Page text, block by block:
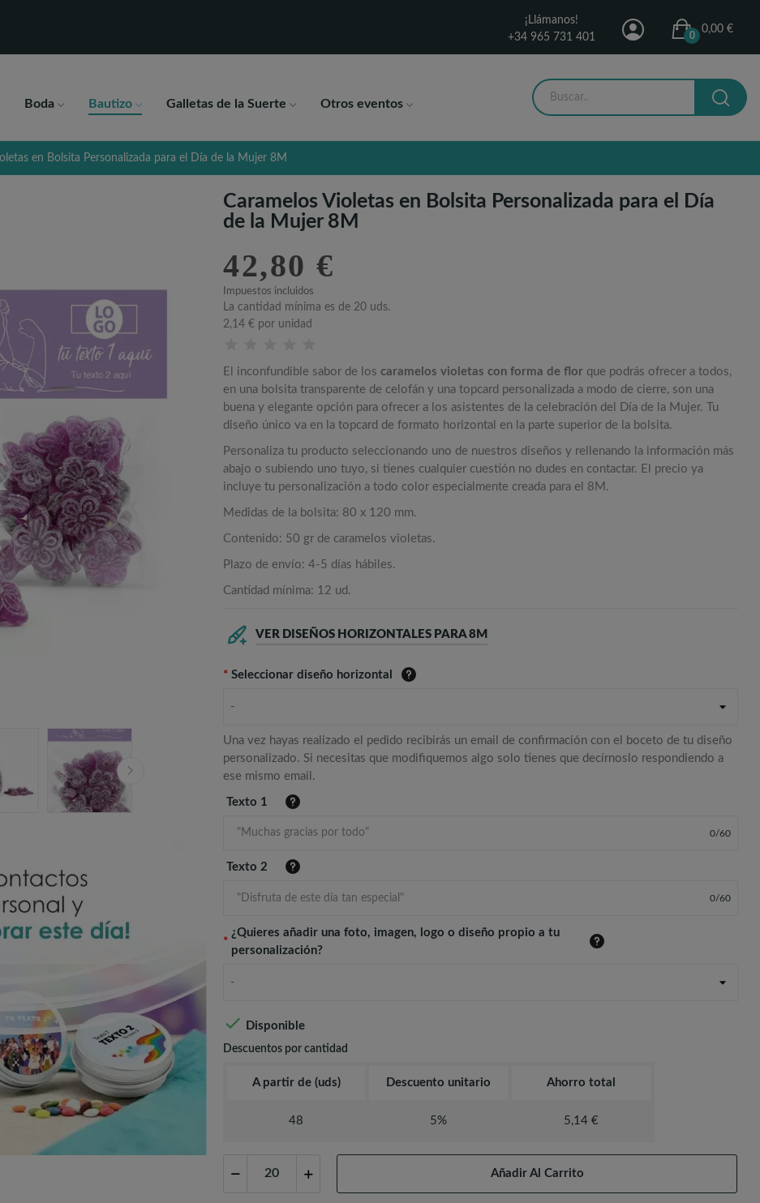
¡Llámanos!
+34 965 731 401
0,00 €
0
Boda Bautizo Galletas de la Suerte Otros eventos
en Bolsita Personalizada para el Día de la Mujer 8M
Caramelos Violetas en Bolsita Personalizada para el Día
de la Mujer 8M
42,80 €
Impuestos incluidos
La cantidad mínima es de 20 uds.
2,14 € por unidad
El inconfundible sabor de los caramelos violetas con forma de flor que podrás ofrecer a todos,
en una bolsita transparente de celofán y una topcard personalizada a modo de cierre, son una
buena y elegante opción para ofrecer a los asistentes de la celebración del Día de la Mujer. Tu
diseño único va en la topcard de formato horizontal en la parte superior de la bolsita.
Personaliza tu producto seleccionando uno de nuestros diseños y rellenando la información más
abajo o subiendo uno tuyo, si tienes cualquier cuestión no dudes en contactar. El precio ya
incluye tu personalización a todo color especialmente creada para el 8M.
Medidas de la bolsita: 80 x 120 mm.
Contenido: 50 gr de caramelos violetas.
Plazo de envío: 4-5 días hábiles.
Cantidad mínima: 12 ud.
VER DISEÑOS HORIZONTALES PARA 8M
* Seleccionar diseño horizontal
-
Una vez hayas realizado el pedido recibirás un email de confirmación con el boceto de tu diseño
personalizado. Si necesitas que modifiquemos algo solo tienes que decírnoslo respondiendo a
ese mismo email.
Texto 1
0/60
Texto 2
0/60
*
¿Quieres añadir una foto, imagen, logo o diseño propio a tu
personalización?
-
 Disponible
Descuentos por cantidad
A partir de (uds) Descuento unitario Ahorro total
48 5% 5,14 €
Añadir Al Carrito